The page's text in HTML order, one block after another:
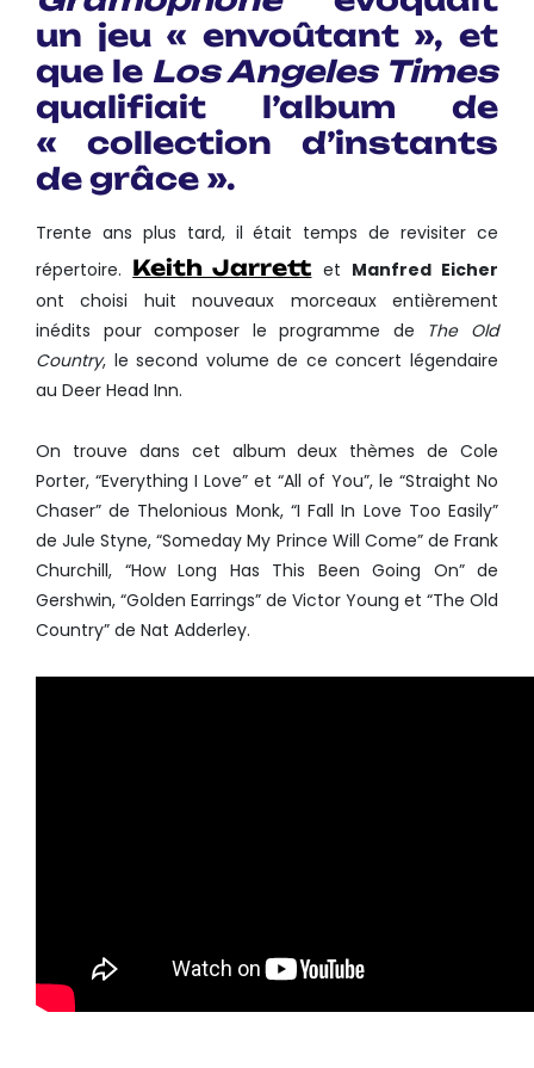
un jeu « envoûtant », et
que le Los Angeles Times
qualifiait l’album de
« collection d’instants
de grâce ».
Trente ans plus tard, il était temps de revisiter ce
répertoire. Keith Jarrett et Manfred Eicher
ont choisi huit nouveaux morceaux entièrement
inédits pour composer le programme de The Old
Country, le second volume de ce concert légendaire
au Deer Head Inn.
On trouve dans cet album deux thèmes de Cole
Porter, “Everything I Love” et “All of You”, le “Straight No
Chaser” de Thelonious Monk, “I Fall In Love Too Easily”
de Jule Styne, “Someday My Prince Will Come” de Frank
Churchill, “How Long Has This Been Going On” de
Gershwin, “Golden Earrings” de Victor Young et “The Old
Country” de Nat Adderley.